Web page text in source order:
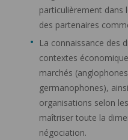
particulièrement dans
des partenaires
La connaissance des
contextes
marchés
germanophones),
organisations selon
maîtriser toute la
négociation.